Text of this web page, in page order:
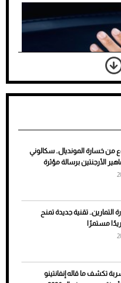
الوقوف.. أشهر
من خسارة المونديال.. سكالوني
الأرجنتين برسالة مؤثرة
التمارين.. تقنية جديدة تمنح
مستمرًا
تكشف ما قاله إنفانتينو